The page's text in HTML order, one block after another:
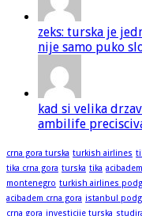
zeks: turska je
nije samo puko
kad si velika
ambilife
crna gora turska turkish airlines
tika crna gora turska tika acibadem
montenegro turkish airlines
acibadem crna gora istanbul
crna gora investicije turska